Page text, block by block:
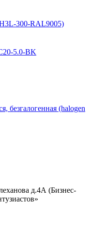
300-RAL9005)
5.0-BK
безгалогенная (halogen
д.4А (Бизнес-